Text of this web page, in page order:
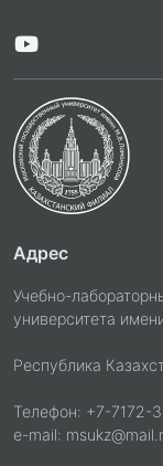
Адрес
Учебно-
университета
Республика
Телефон: +7-7172-
e-mail: